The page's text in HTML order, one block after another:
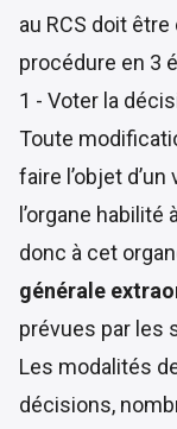
au RCS doit
procédure en 3
1 - Voter la
Toute
faire l’objet
l’organe
donc à cet
générale
prévues par les
Les modalités
décisions,